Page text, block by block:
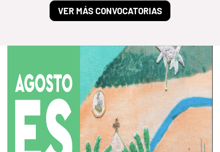
VER MÁS CONVOCATORIAS